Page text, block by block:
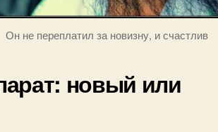
Он не переплатил за новизну, и счастлив
новый или